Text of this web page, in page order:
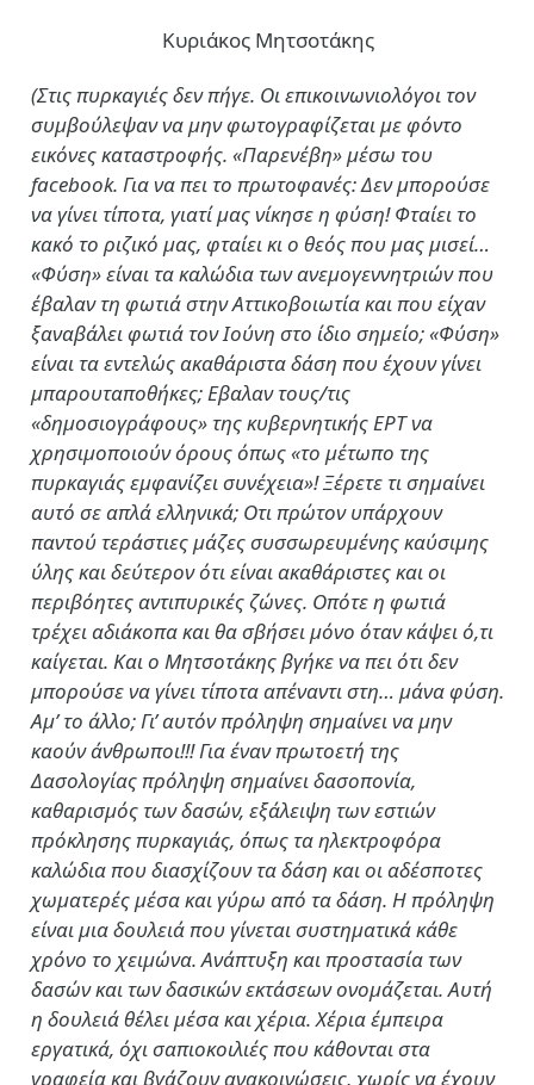
Κυριάκος Μητσοτάκης
(Στις πυρκαγιές δεν πήγε. Οι επικοινωνιολόγοι τον
συμβούλεψαν να μην φωτογραφίζεται με φόντο
εικόνες καταστροφής. «Παρενέβη» μέσω του
facebook. Για να πει το πρωτοφανές: Δεν μπορούσε
να γίνει τίποτα, γιατί μας νίκησε η φύση! Φταίει το
κακό το ριζικό μας, φταίει κι ο θεός που μας μισεί…
«Φύση» είναι τα καλώδια των ανεμογεννητριών που
έβαλαν τη φωτιά στην Αττικοβοιωτία και που είχαν
ξαναβάλει φωτιά τον Ιούνη στο ίδιο σημείο; «Φύση»
είναι τα εντελώς ακαθάριστα δάση που έχουν γίνει
μπαρουταποθήκες; Εβαλαν τους/τις
«δημοσιογράφους» της κυβερνητικής ΕΡΤ να
χρησιμοποιούν όρους όπως «το μέτωπο της
πυρκαγιάς εμφανίζει συνέχεια»! Ξέρετε τι σημαίνει
αυτό σε απλά ελληνικά; Οτι πρώτον υπάρχουν
παντού τεράστιες μάζες συσσωρευμένης καύσιμης
ύλης και δεύτερον ότι είναι ακαθάριστες και οι
περιβόητες αντιπυρικές ζώνες. Οπότε η φωτιά
τρέχει αδιάκοπα και θα σβήσει μόνο όταν κάψει ό,τι
καίγεται. Και ο Μητσοτάκης βγήκε να πει ότι δεν
μπορούσε να γίνει τίποτα απέναντι στη… μάνα φύση.
Αμ’ το άλλο; Γι’ αυτόν πρόληψη σημαίνει να μην
καούν άνθρωποι!!! Για έναν πρωτοετή της
Δασολογίας πρόληψη σημαίνει δασοπονία,
καθαρισμός των δασών, εξάλειψη των εστιών
πρόκλησης πυρκαγιάς, όπως τα ηλεκτροφόρα
καλώδια που διασχίζουν τα δάση και οι αδέσποτες
χωματερές μέσα και γύρω από τα δάση. Η πρόληψη
είναι μια δουλειά που γίνεται συστηματικά κάθε
χρόνο το χειμώνα. Ανάπτυξη και προστασία των
δασών και των δασικών εκτάσεων ονομάζεται. Αυτή
η δουλειά θέλει μέσα και χέρια. Χέρια έμπειρα
εργατικά, όχι σαπιοκοιλιές που κάθονται στα
γραφεία και βγάζουν ανακοινώσεις, χωρίς να έχουν